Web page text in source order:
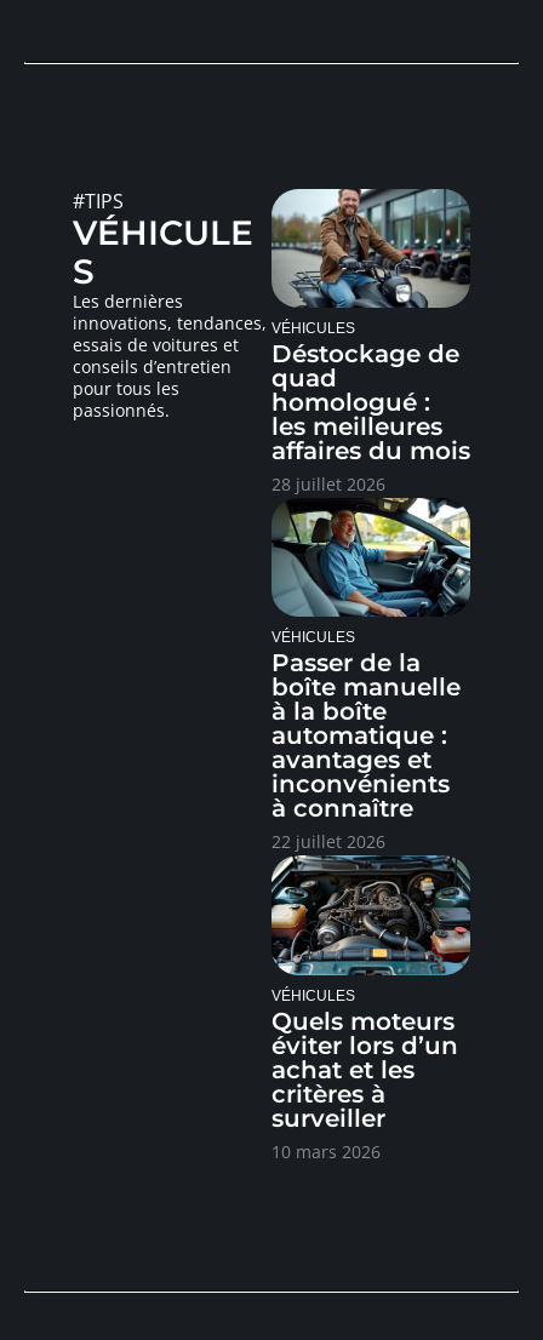
#TIPS
VÉHICULE
S
Les dernières
innovations, tendances,
essais de voitures et
conseils d’entretien
pour tous les
passionnés.
VÉHICULES
Déstockage de
quad
homologué :
les meilleures
affaires du mois
28 juillet 2026
VÉHICULES
Passer de la
boîte manuelle
à la boîte
automatique :
avantages et
inconvénients
à connaître
22 juillet 2026
VÉHICULES
Quels moteurs
éviter lors d’un
achat et les
critères à
surveiller
10 mars 2026